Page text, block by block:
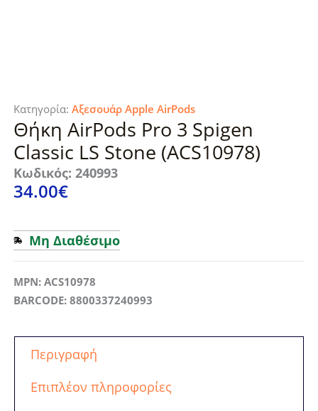
Κατηγορία: Αξεσουάρ Apple AirPods
Θήκη AirPods Pro 3 Spigen
Classic LS Stone (ACS10978)
Κωδικός: 240993
34.00€
Μη Διαθέσιμο
MPN: ACS10978
BARCODE: 8800337240993
Περιγραφή
Επιπλέον πληροφορίες